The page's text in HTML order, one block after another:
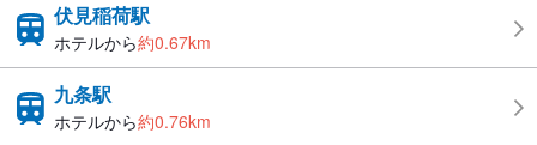
伏見稲荷駅
ホテルから約0.67km
九条駅
ホテルから約0.76km